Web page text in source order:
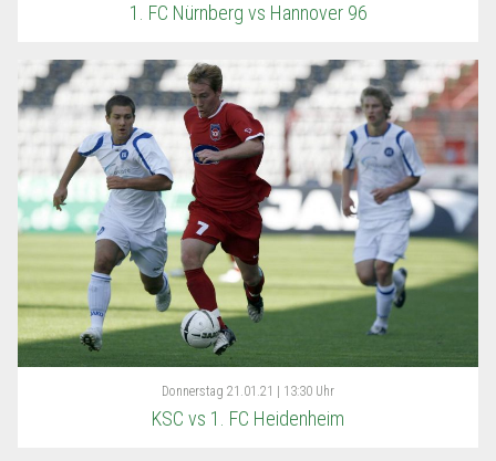
1. FC Nürnberg vs Hannover 96
Donnerstag 21.01.21 | 13:30 Uhr
KSC vs 1. FC Heidenheim